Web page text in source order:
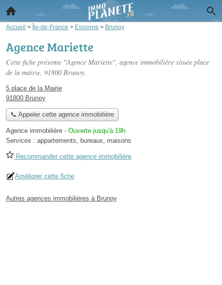
Accueil > Île-de-France > Essonne > Brunoy
Agence Mariette
Cette fiche présente "Agence Mariette", agence immobilière située place
de la mairie, 91800 Brunoy.
5 place de la Mairie
91800 Brunoy
📞 Appeler cette agence immobilière
Agence immobilière - Ouverte jusqu'à 19h
Services : appartements, bureaux, maisons
Recommander cette agence immobilière
Améliorer cette fiche
Autres agences immobilières à Brunoy